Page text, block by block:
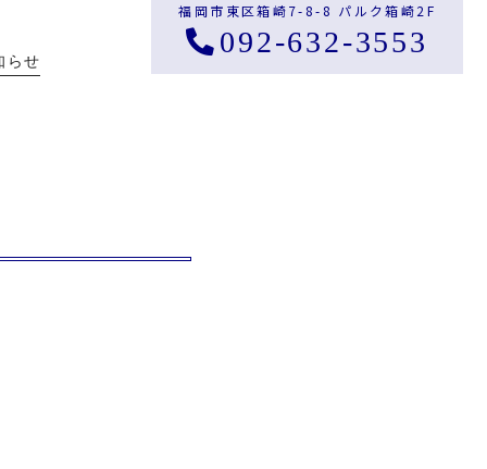
らせ
福岡市東区箱崎7-8-8 パルク箱崎2F
092-632-3553